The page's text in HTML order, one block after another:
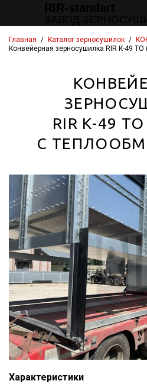
Главная / Каталог зерносушилок /
Конвейерная зерносушилка RIR К-49 ТО
RIR К-49
С
Характеристики